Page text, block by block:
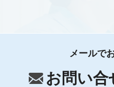
メールで
お問い合